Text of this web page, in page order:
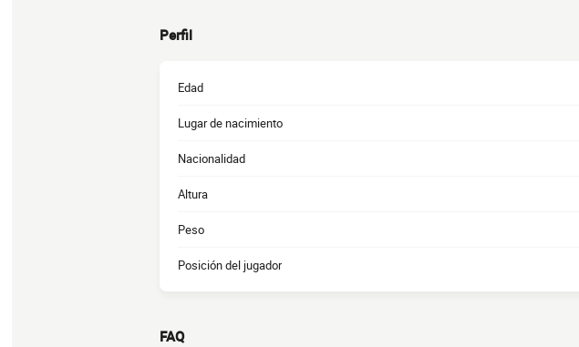
Perfil
Edad
Lugar de nacimiento
Nacionalidad
Altura
Peso
Posición del jugador
FAQ